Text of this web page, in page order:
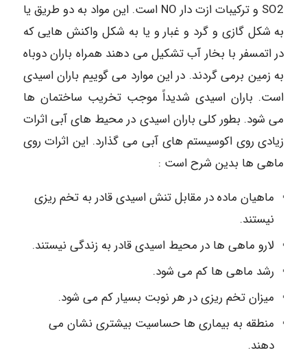
SO2 و ترکیبات ازت دار NO است. این مواد به دو طریق یا
به شکل گازی و گرد و غبار و یا به شکل واکنش هایی که
در اتمسفر با بخار آب تشکیل می دهند همراه باران دوباه
به زمین برمی گردند. در این موارد می گوییم باران اسیدی
است. باران اسیدی شدیداً موجب تخریب ساختمان ها
می شود. بطور کلی باران اسیدی در محیط های آبی اثرات
زیادی روی اکوسیستم های آبی می گذارد. این اثرات روی
ماهی ها بدین شرح است :
ماهیان ماده در مقابل تنش اسیدی قادر به تخم ریزی
نیستند.
لارو ماهی ها در محیط اسیدی قادر به زندگی نیستند.
رشد ماهی ها کم می شود.
میزان تخم ریزی در هر نوبت بسیار کم می شود.
منطقه به بیماری ها حساسیت بیشتری نشان می
دهند.